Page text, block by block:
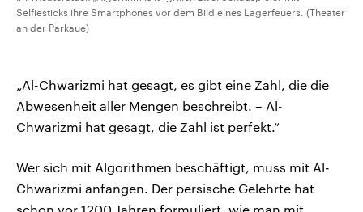
Selfiesticks ihre Smartphones vor dem Bild eines Lagerfeuers. (Theater
an der Parkaue)
„Al-Chwarizmi hat gesagt, es gibt eine Zahl, die die
Abwesenheit aller Mengen beschreibt. – Al-
Chwarizmi hat gesagt, die Zahl ist perfekt.“
Wer sich mit Algorithmen beschäftigt, muss mit Al-
Chwarizmi anfangen. Der persische Gelehrte hat